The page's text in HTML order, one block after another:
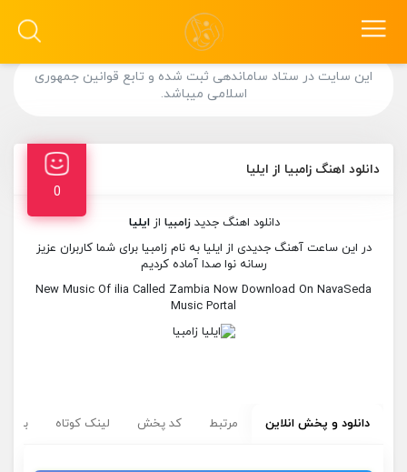
این سایت در ستاد ساماندهی ثبت شده و تابع قوانین جمهوری
اسلامی میباشد.
دانلود اهنگ زامبیا از ایلیا
0
دانلود اهنگ جدید زامبیا از ایلیا
در این ساعت آهنگ جدیدی از ایلیا به نام زامبیا برای شما کاربران عزیز
رسانه نوا صدا آماده کردیم
New Music Of ilia Called Zambia Now Download On NavaSeda
Music Portal
دانلود و پخش انلاین مرتبط کد پخش لینک کوتاه